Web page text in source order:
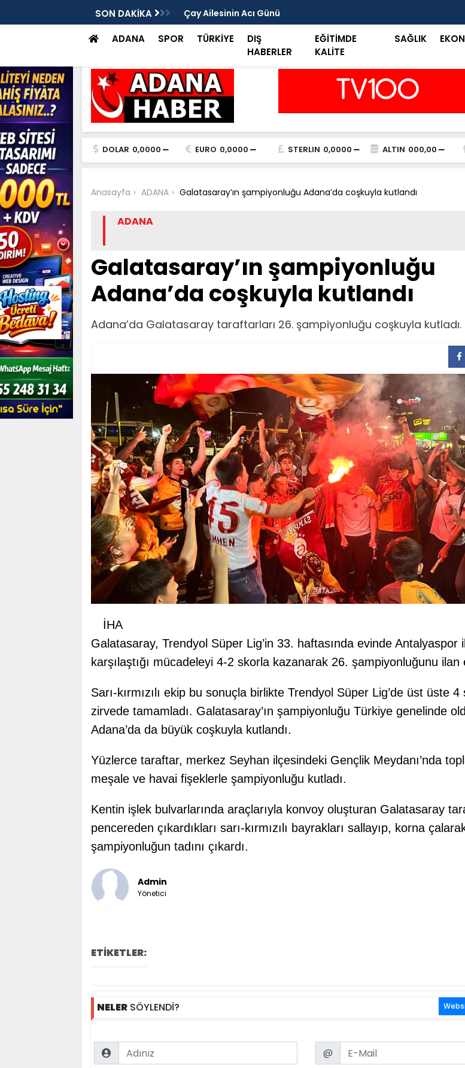
SON DAKİKA
Vitrinde Yerini Aldı Çay Ailesinin Acı Günü
ADANA SPOR TÜRKİYE
DIŞ
HABERLER
EĞİTİMDE
KALİTE
SAĞLIK
DOLAR 0,0000 EURO 0,0000 STERLIN 0,0000 ALTIN 000,00
Anasayfa ADANA Galatasaray’ın şampiyonluğu Adana’da coşkuyla kutlandı
ADANA
Galatasaray’ın şampiyonluğu
Adana’da coşkuyla kutlandı
Adana’da Galatasaray taraftarları 26. şampiyonluğu coşkuyla kutladı.
İHA
Galatasaray, Trendyol Süper Lig’in 33. haftasında evinde Antalyaspor
karşılaştığı mücadeleyi 4-2 skorla kazanarak 26. şampiyonluğunu ilan
Sarı-kırmızılı ekip bu sonuçla birlikte Trendyol Süper Lig’de üst üste 4
zirvede tamamladı. Galatasaray’ın şampiyonluğu Türkiye genelinde
Adana’da da büyük coşkuyla kutlandı.
Yüzlerce taraftar, merkez Seyhan ilçesindeki Gençlik Meydanı’nda
meşale ve havai fişeklerle şampiyonluğu kutladı.
Kentin işlek bulvarlarında araçlarıyla konvoy oluşturan Galatasaray
pencereden çıkardıkları sarı-kırmızılı bayrakları sallayıp, korna
şampiyonluğun tadını çıkardı.
Admin
Yönetici
ETİKETLER:
NELERSÖYLENDİ?
Name Email
@